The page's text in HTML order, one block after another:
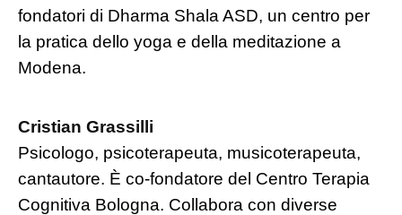
fondatori di Dharma Shala ASD, un centro per
la pratica dello yoga e della meditazione a
Modena.
Cristian Grassilli
Psicologo, psicoterapeuta, musicoterapeuta,
cantautore. È co-fondatore del Centro Terapia
Cognitiva Bologna. Collabora con diverse